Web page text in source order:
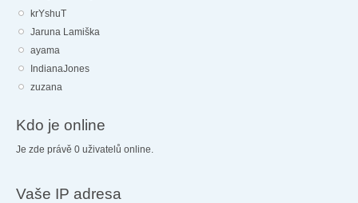
krYshuT
Jaruna Lamiška
ayama
IndianaJones
zuzana
Kdo je online
Je zde právě 0 uživatelů online.
Vaše IP adresa